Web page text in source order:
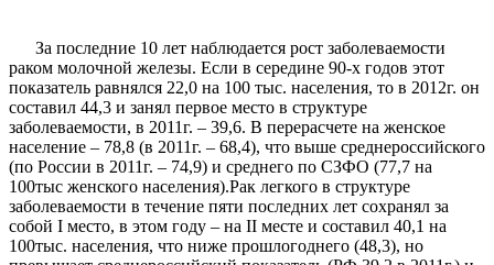
За последние 10 лет наблюдается рост заболеваемости
раком молочной железы. Если в середине 90-х годов этот
показатель равнялся 22,0 на 100 тыс. населения, то в 2012г. он
составил 44,3 и занял первое место в структуре
заболеваемости, в 2011г. – 39,6. В перерасчете на женское
население – 78,8 (в 2011г. – 68,4), что выше среднероссийского
(по России в 2011г. – 74,9) и среднего по СЗФО (77,7 на
100тыс женского населения).Рак легкого в структуре
заболеваемости в течение пяти последних лет сохранял за
собой I место, в этом году – на II месте и составил 40,1 на
100тыс. населения, что ниже прошлогоднего (48,3), но